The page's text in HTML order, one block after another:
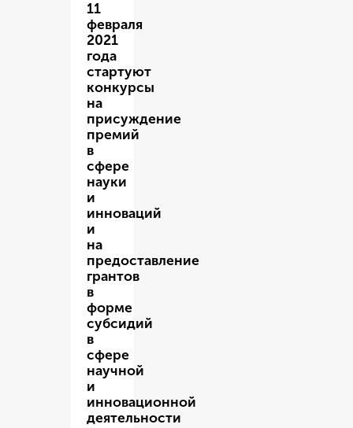
11
февраля
2021
года
стартуют
конкурсы
на
присуждение
премий
в
сфере
науки
и
инноваций
и
на
предоставление
грантов
в
форме
субсидий
в
сфере
научной
и
инновационной
деятельности